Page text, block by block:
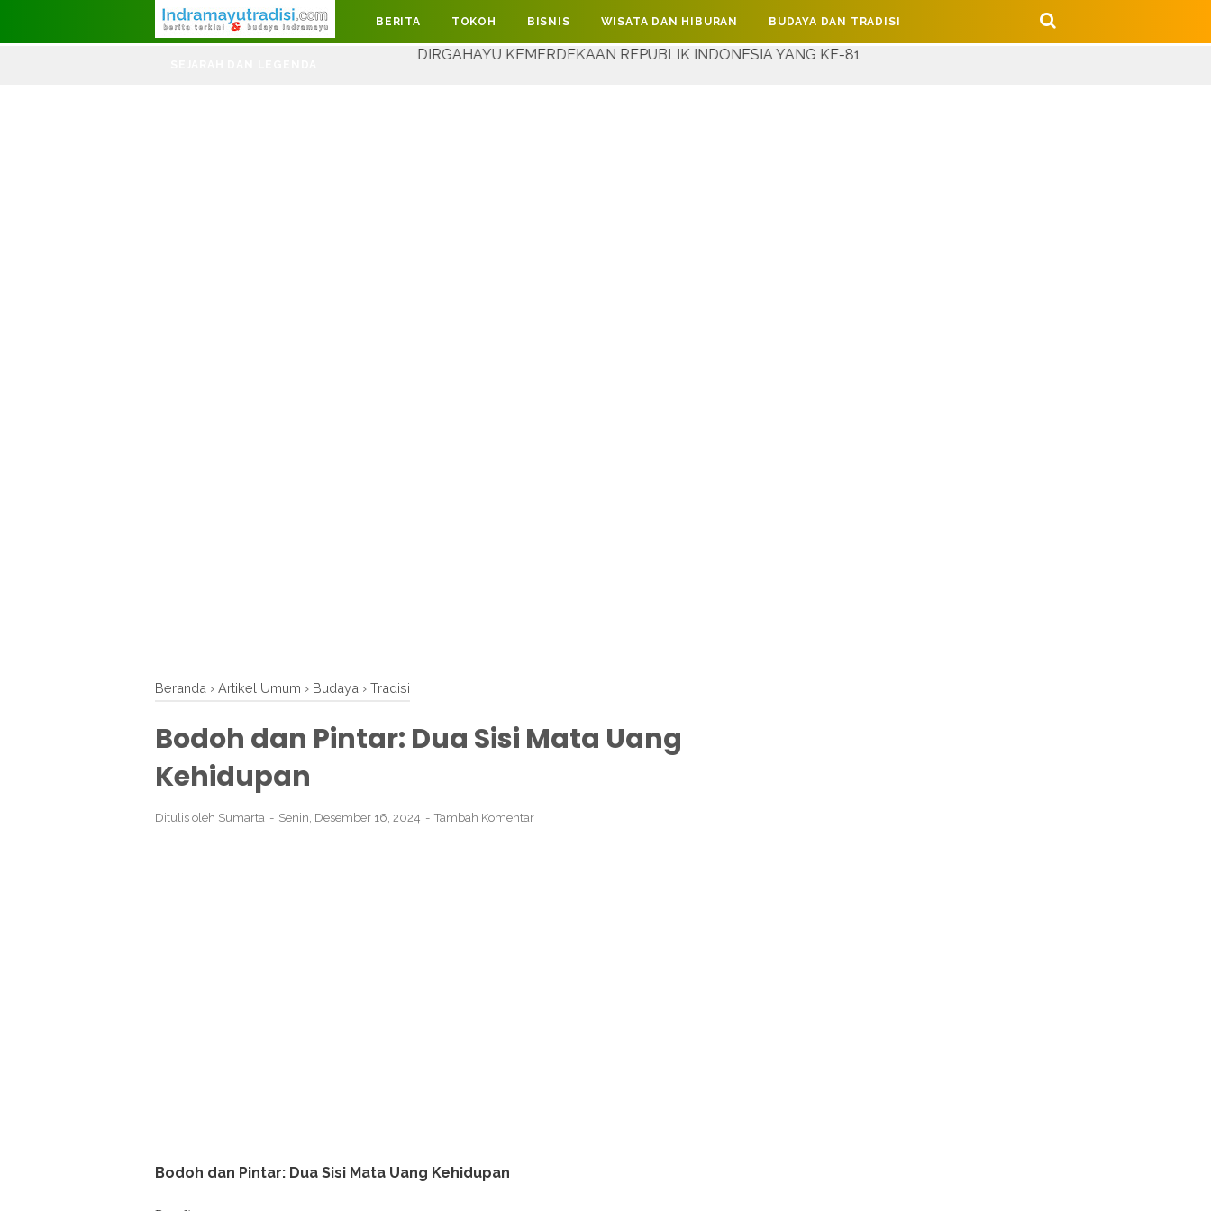
Judul Website
DIRGAHAYU KEMERDEKAAN REPUBLIK INDONESIA YANG KE-81
BERITA TOKOH BISNIS WISATA DAN HIBURAN BUDAYA DAN TRADISI
Beranda › Artikel Umum › Budaya › Tradisi
Bodoh dan Pintar: Dua Sisi Mata Uang
Kehidupan
Ditulis oleh Sumarta Senin, Desember 16, 2024 Tambah Komentar
Bodoh dan Pintar: Dua Sisi Mata Uang Kehidupan